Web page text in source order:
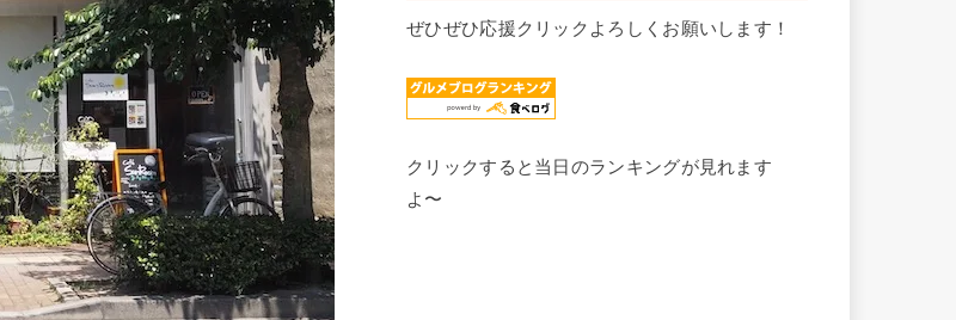
ぜひぜひ応援クリックよろしくお願いします！
クリックすると当日のランキングが見れます
よ〜